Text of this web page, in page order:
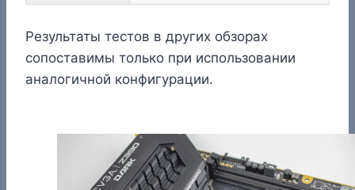
Результаты тестов в других обзорах
сопоставимы только при использовании
аналогичной конфигурации.